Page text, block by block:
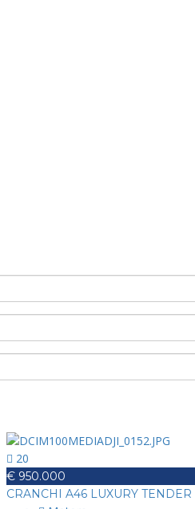
20
€ 950.000
CRANCHI A46 LUXURY TENDER